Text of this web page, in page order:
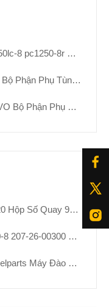
00130 21n-27-00140 Bộ Chuyển Số Giảm Tốc Đi Bộ
9065934 9080068 Hộp Số Du Lịch
Bộ Phận Giảm Tốc Đi Bộ
Số Quay 9277217
706-7h-01040
206-26-00401 206-26-00400